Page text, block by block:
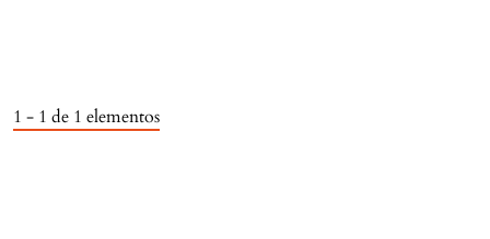
1 - 1 de 1 elementos